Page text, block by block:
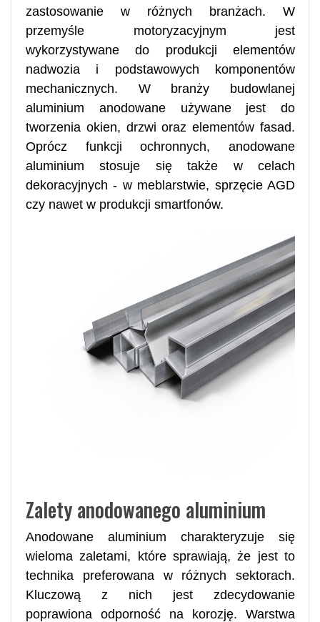
zastosowanie w różnych branżach. W
przemyśle motoryzacyjnym jest
wykorzystywane do produkcji elementów
nadwozia i podstawowych komponentów
mechanicznych. W branży budowlanej
aluminium anodowane używane jest do
tworzenia okien, drzwi oraz elementów fasad.
Oprócz funkcji ochronnych, anodowane
aluminium stosuje się także w celach
dekoracyjnych - w meblarstwie, sprzęcie AGD
czy nawet w produkcji smartfonów.
Zalety anodowanego aluminium
Anodowane aluminium charakteryzuje się
wieloma zaletami, które sprawiają, że jest to
technika preferowana w różnych sektorach.
Kluczową z nich jest zdecydowanie
poprawiona odporność na korozję. Warstwa